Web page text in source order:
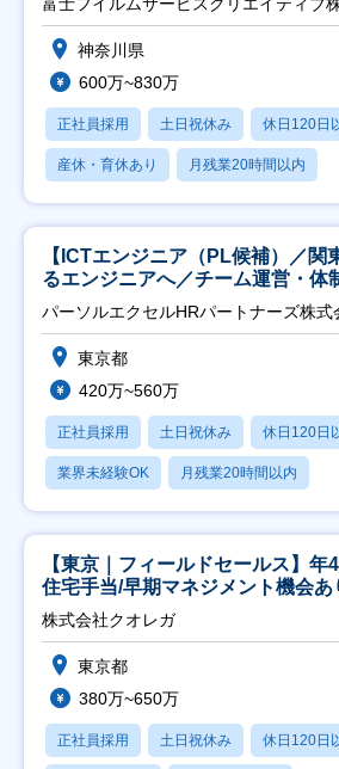
神奈川県
600万~830万
正社員採用 土日祝休み 休日120日
産休・育休あり 月残業20時間以内
【ICTエンジニア（PL候補）／関
るエンジニアへ／チーム運営・体
パーソルエクセルHRパートナーズ株式
東京都
420万~560万
正社員採用 土日祝休み 休日120日
業界未経験OK 月残業20時間以内
【東京｜フィールドセールス】年
住宅手当/早期マネジメント機会あ
株式会社クオレガ
東京都
380万~650万
正社員採用 土日祝休み 休日120日